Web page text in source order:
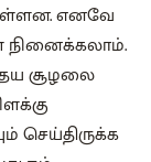
எனவே
சூழலை
செய்திருக்க